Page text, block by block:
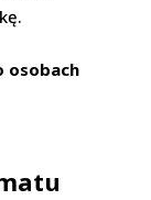
osobach